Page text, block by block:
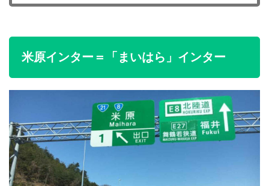
米原インター＝「まいはら」インター